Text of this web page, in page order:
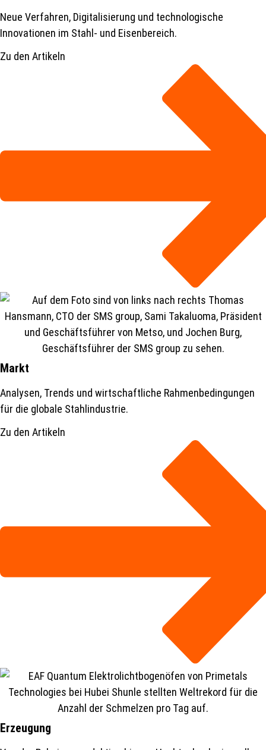
Neue Verfahren, Digitalisierung und technologische
Innovationen im Stahl- und Eisenbereich.
Zu den Artikeln
Markt
Analysen, Trends und wirtschaftliche Rahmenbedingungen
für die globale Stahlindustrie.
Zu den Artikeln
Erzeugung